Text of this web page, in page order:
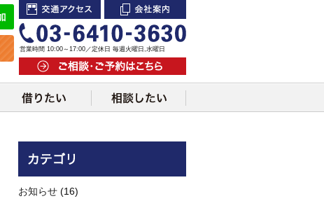
交通アクセス
営業時間 10:00～17:00／定休日 毎週火曜日,水曜日
お知らせ (16)